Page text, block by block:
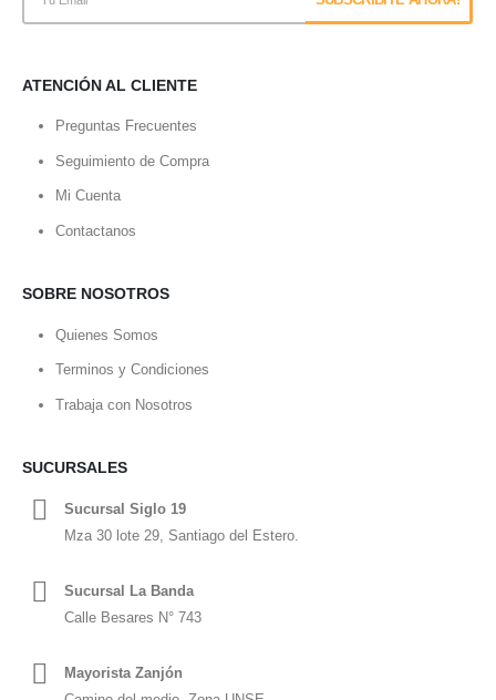
ATENCIÓN AL CLIENTE
Preguntas Frecuentes
Seguimiento de Compra
Mi Cuenta
Contactanos
SOBRE NOSOTROS
Quienes Somos
Terminos y Condiciones
Trabaja con Nosotros
SUCURSALES
Sucursal Siglo 19
Mza 30 lote 29, Santiago del Estero.
Sucursal La Banda
Calle Besares N° 743
Mayorista Zanjón